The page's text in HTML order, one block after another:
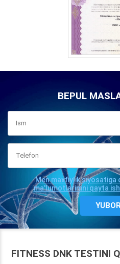
BEPUL
Men maxfiylik siyosatiga
ma'lumotlarimni qayta
FITNESS DNK TESTINI